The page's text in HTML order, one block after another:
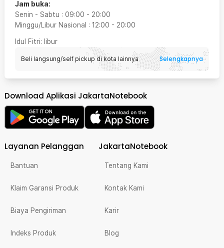
Jam buka:
Senin - Sabtu : 09:00 - 20:00
Minggu/Libur Nasional : 12:00 - 20:00
Idul Fitri: libur
Beli langsung/self pickup di kota lainnya Selengkapnya
Download Aplikasi JakartaNotebook
Layanan Pelanggan
Bantuan
Klaim Garansi Produk
Biaya Pengiriman
Indeks Produk
JakartaNotebook
Tentang Kami
Kontak Kami
Karir
Blog